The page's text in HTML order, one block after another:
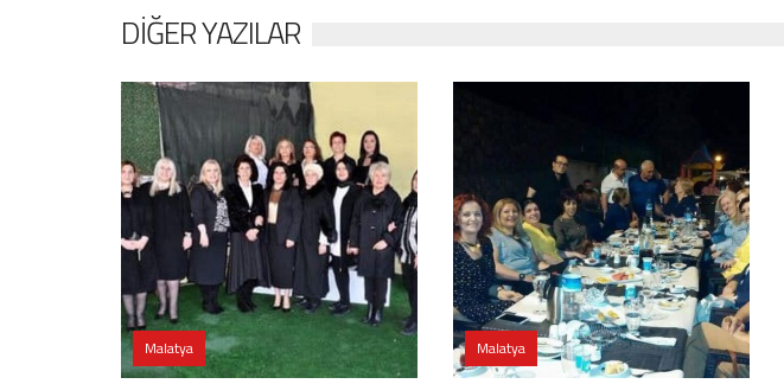
DIĞER YAZILAR
Malatya Malatya